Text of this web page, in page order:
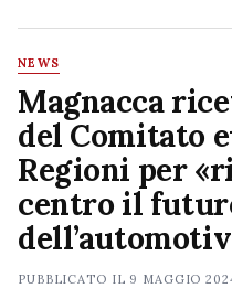
NEWS
Magnacca
del Comitato
Regioni per
centro il
PUBBLICATO IL 9 MAGGIO